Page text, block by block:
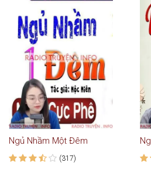
Ngủ Nhầm Một Đêm
(317)